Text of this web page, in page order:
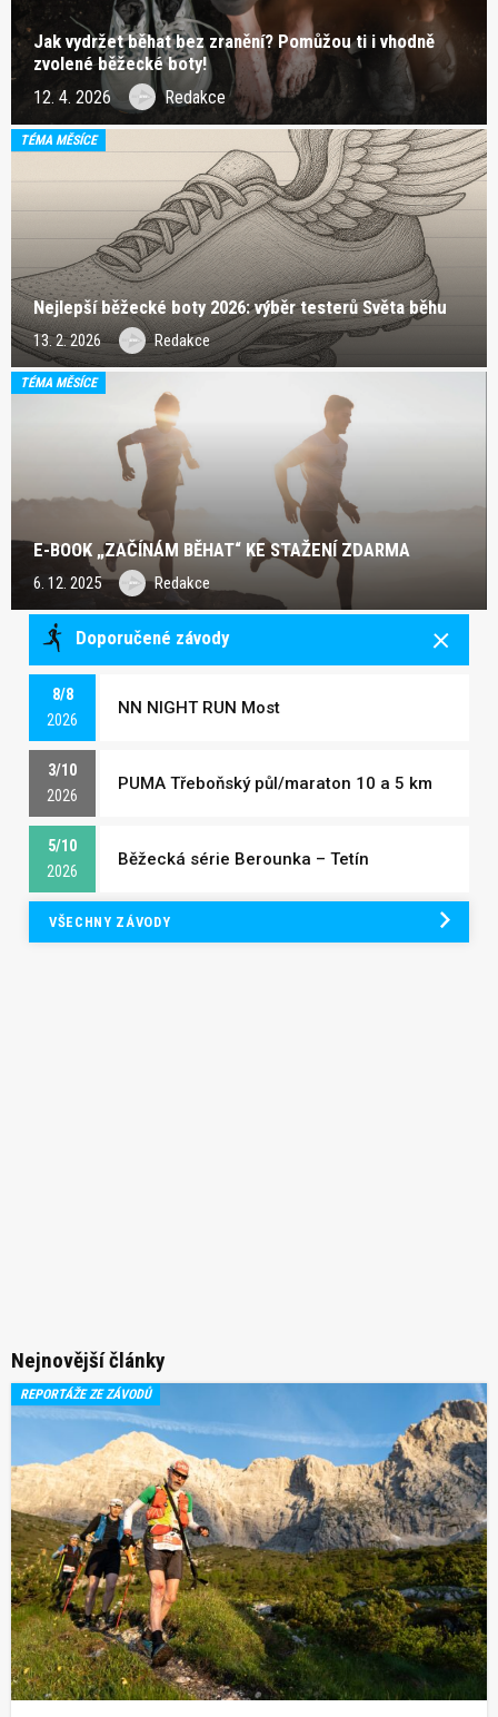
Jak vydržet běhat bez zranění? Pomůžou ti i vhodně
zvolené běžecké boty!
12. 4. 2026 Redakce
TÉMA MĚSÍCE
Nejlepší běžecké boty 2026: výběr testerů Světa běhu
13. 2. 2026 Redakce
TÉMA MĚSÍCE
E-BOOK „ZAČÍNÁM BĚHAT“ KE STAŽENÍ ZDARMA
6. 12. 2025 Redakce
Doporučené závody
8/8
2026
NN NIGHT RUN Most
3/10
2026
PUMA Třeboňský půl/maraton 10 a 5 km
5/10
2026
Běžecká série Berounka – Tetín
VŠECHNY ZÁVODY
Nejnovější články
REPORTÁŽE ZE ZÁVODŮ